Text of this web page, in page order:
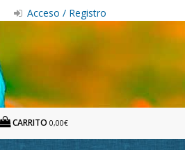
Acceso / Registro
CARRITO 0,00€